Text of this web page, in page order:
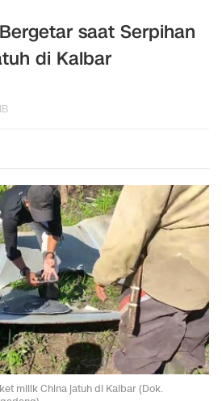
saat Serpihan
di Kalbar
milik China jatuh di Kalbar (Dok.